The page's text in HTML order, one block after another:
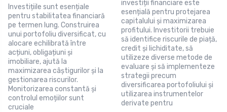
Investițiile sunt esențiale
pentru stabilitatea financiară
pe termen lung. Construirea
unui portofoliu diversificat, cu
alocare echilibrată între
acțiuni, obligațiuni și
imobiliare, ajută la
maximizarea câștigurilor și la
gestionarea riscurilor.
Monitorizarea constantă și
controlul emoțiilor sunt
cruciale
investiții financiare este
esențială pentru protejarea
capitalului și maximizarea
profitului. Investitorii trebuie
să identifice riscurile de piață,
credit și lichiditate, să
utilizeze diverse metode de
evaluare și să implementeze
strategii precum
diversificarea portofoliului și
utilizarea instrumentelor
derivate pentru